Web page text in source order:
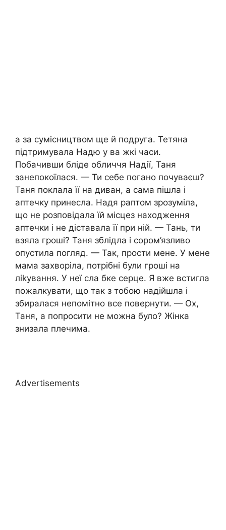
а за сумісництвом ще й подруга. Тетяна
підтримувала Надю у ва жкі часи.
Побачивши бліде обличчя Надії, Таня
занепокоїлася. — Ти себе погано почуваєш?
Таня поклала її на диван, а сама пішла і
аптечку принесла. Надя раптом зрозуміла,
що не розповідала їй місцез находження
аптечки і не діставала її при ній. — Тань, ти
взяла гроші? Таня зблідла і сором’язливо
опустила погляд. — Так, прости мене. У мене
мама захворіла, потрібні були гроші на
ліkування. У неї сла бке серце. Я вже встигла
пожалкувати, що так з тобою надійшла і
збиралася непомітно все повернути. — Ох,
Таня, а попросити не можна було? Жінка
знизала плечима.
Advertisements